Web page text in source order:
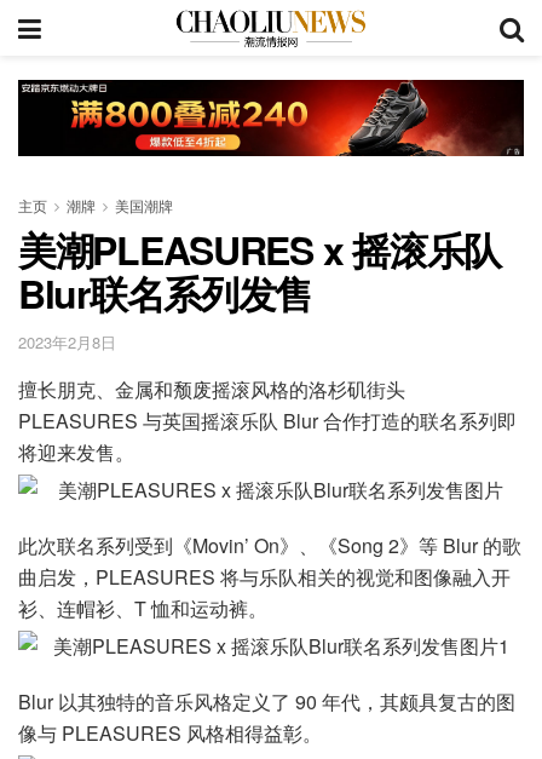
主页 潮牌 美国潮牌
美潮PLEASURES x 摇滚乐队
Blur联名系列发售
2023年2月8日
擅长朋克、金属和颓废摇滚风格的洛杉矶街头
PLEASURES 与英国摇滚乐队 Blur 合作打造的联名系列即
将迎来发售。
此次联名系列受到《Movin’ On》、《Song 2》等 Blur 的歌
曲启发，PLEASURES 将与乐队相关的视觉和图像融入开
衫、连帽衫、T 恤和运动裤。
Blur 以其独特的音乐风格定义了 90 年代，其颇具复古的图
像与 PLEASURES 风格相得益彰。